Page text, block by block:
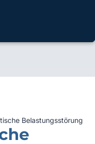
Belastungsstörung